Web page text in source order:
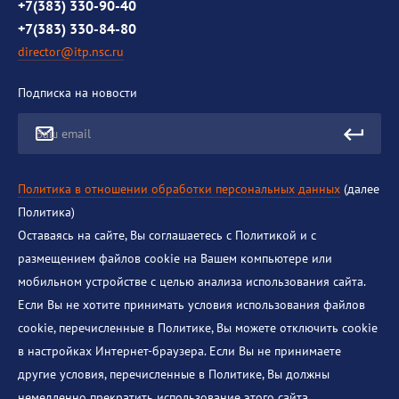
+7(383) 330-90-40
+7(383) 330-84-80
director@itp.nsc.ru
Подписка на новости
Ваш email
Политика в отношении обработки персональных данных (далее
Политика)
Оставаясь на сайте, Вы соглашаетесь с Политикой и с
размещением файлов cookie на Вашем компьютере или
мобильном устройстве с целью анализа использования сайта.
Если Вы не хотите принимать условия использования файлов
cookie, перечисленные в Политике, Вы можете отключить cookie
в настройках Интернет-браузера. Если Вы не принимаете
другие условия, перечисленные в Политике, Вы должны